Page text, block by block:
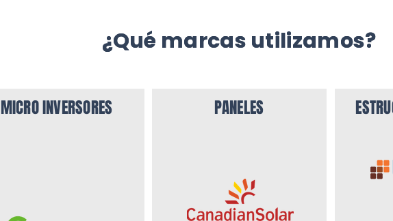
¿Qué marcas utilizamos?
¿Qué marcas utilizamos?
MICRO INVERSORES PANELES